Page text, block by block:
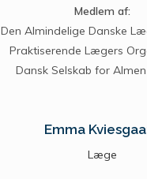
Medlem af:
Den Almindelige Danske
Praktiserende Lægers
Dansk Selskab for
Emma
Læge